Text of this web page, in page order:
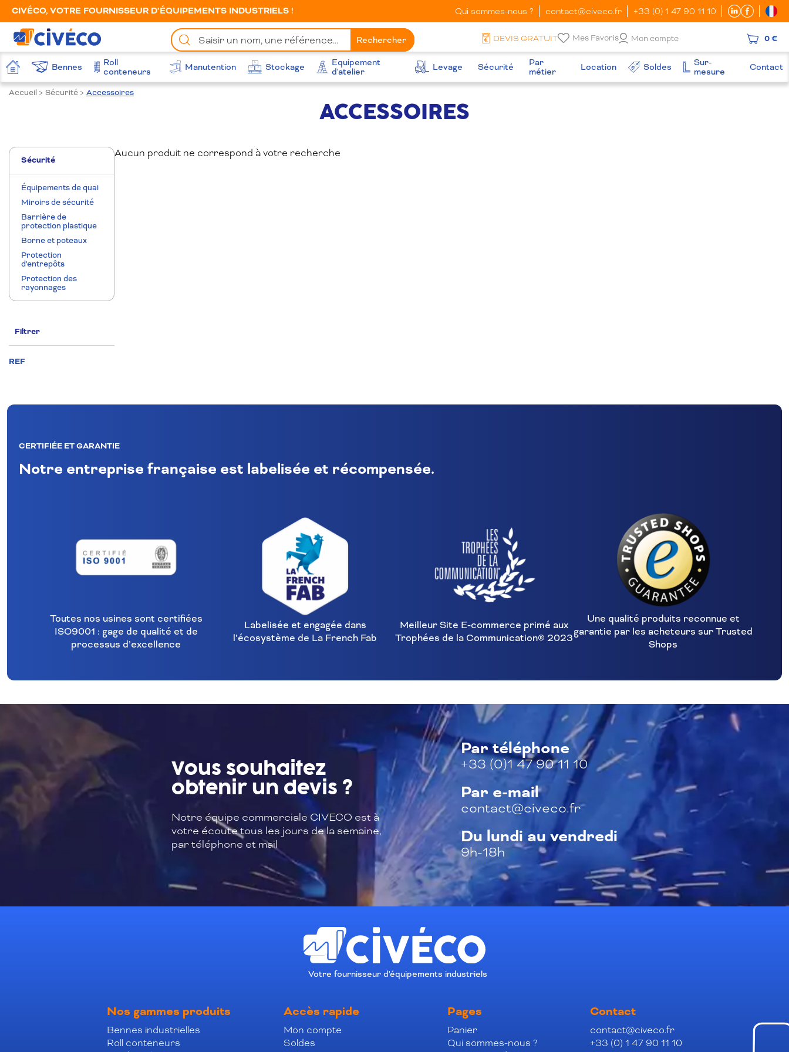
CIVÉCO, VOTRE FOURNISSEUR D’ÉQUIPEMENTS INDUSTRIELS ! Qui sommes-nous ? contact@civeco.fr +33 (0) 1 47 90 11 10
Chercher
un
produit
Rechercher DEVIS GRATUIT Mes Favoris Mon compte 0 €
Accueil Bennes
Roll
conteneurs
Manutention Stockage
Equipement
d'atelier
Levage Sécurité
Par
métier
Location Soldes
Sur-
mesure
Contact
Accueil > Sécurité > Accessoires
ACCESSOIRES
Sécurité
Équipements de quai
Miroirs de sécurité
Barrière de
protection plastique
Borne et poteaux
Protection
d'entrepôts
Protection des
rayonnages
Filtrer
REF
Aucun produit ne correspond à votre recherche
CERTIFIÉE ET GARANTIE
Notre entreprise française est labelisée et récompensée.
Toutes nos usines sont certifiées
ISO9001 : gage de qualité et de
processus d’excellence
Labelisée et engagée dans
l’écosystème de La French Fab
Meilleur Site E‑commerce primé aux
Trophées de la Communication® 2023
Une qualité produits reconnue et
garantie par les acheteurs sur Trusted
Shops
Vous souhaitez
obtenir un devis ?
Notre équipe commerciale CIVECO est à
votre écoute tous les jours de la semaine,
par téléphone et mail
Par téléphone
+33 (0)1 47 90 11 10
Par e-mail
contact@civeco.fr
Du lundi au vendredi
9h-18h
Votre fournisseur d'équipements industriels
Nos gammes produits
Bennes industrielles
Roll conteneurs
Accès rapide
Mon compte
Soldes
Pages
Panier
Qui sommes-nous ?
Contact
contact@civeco.fr
+33 (0) 1 47 90 11 10